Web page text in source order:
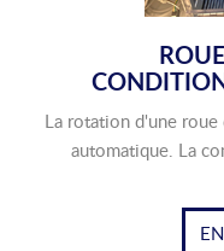
La rotation d'une
automatique. La